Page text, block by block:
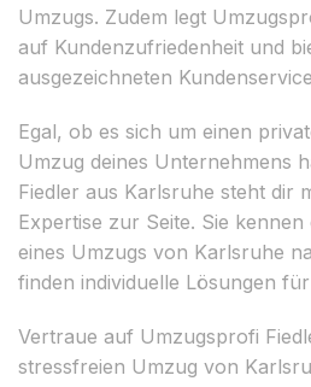
Umzugs. Zudem legt
auf Kundenzufriedenheit und
ausgezeichneten
Egal, ob es sich um einen
Umzug deines Unternehmens
Fiedler aus Karlsruhe steht dir
Expertise zur Seite. Sie kennen
eines Umzugs von Karlsruhe
finden individuelle Lösungen
Vertraue auf Umzugsprofi
stressfreien Umzug von